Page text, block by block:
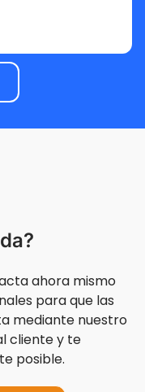
ahora mismo
para que las
mediante nuestro
cliente y te
posible.